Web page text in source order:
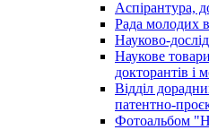
Аспірантура,
Рада молодих
Науково-
Наукове
докторантів і
Відділ
патентно-
Фотоальбом